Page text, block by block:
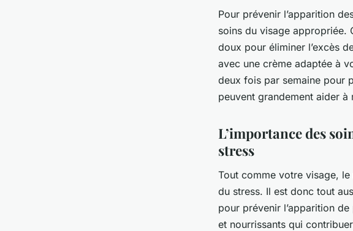
Pour prévenir l’apparition
soins du visage appropriée.
doux pour éliminer l’excès
avec une crème adaptée à
deux fois par semaine pour
peuvent grandement aider
L’importance des
stress
Tout comme votre visage,
du stress. Il est donc tout
pour prévenir l’apparition
et nourrissants qui